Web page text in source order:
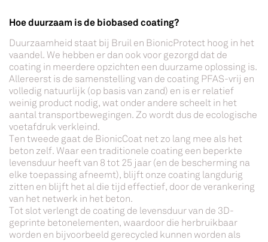
Hoe duurzaam is de biobased coating?
Duurzaamheid staat bij Bruil en BionicProtect hoog in het
vaandel. We hebben er dan ook voor gezorgd dat de
coating in meerdere opzichten een duurzame oplossing is.
Allereerst is de samenstelling van de coating PFAS-vrij en
volledig natuurlijk (op basis van zand) en is er relatief
weinig product nodig, wat onder andere scheelt in het
aantal transportbewegingen. Zo wordt dus de ecologische
voetafdruk verkleind.
Ten tweede gaat de BionicCoat net zo lang mee als het
beton zelf. Waar een traditionele coating een beperkte
levensduur heeft van 8 tot 25 jaar (en de bescherming na
elke toepassing afneemt), blijft onze coating langdurig
zitten en blijft het al die tijd effectief, door de verankering
van het netwerk in het beton.
Tot slot verlengt de coating de levensduur van de 3D-
geprinte betonelementen, waardoor die herbruikbaar
worden en bijvoorbeeld gerecycled kunnen worden als